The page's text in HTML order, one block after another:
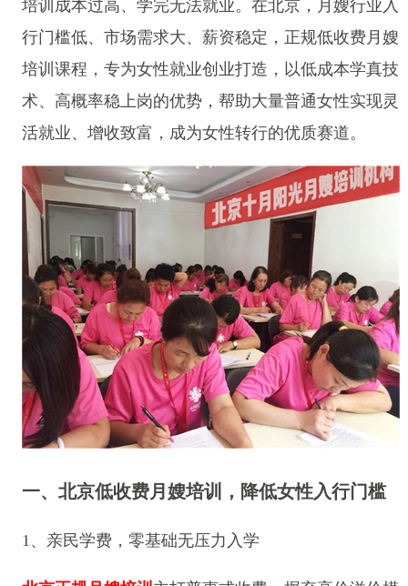
培训成本过高、学完无法就业。在北京，月嫂行业入
行门槛低、市场需求大、薪资稳定，正规低收费月嫂
培训课程，专为女性就业创业打造，以低成本学真技
术、高概率稳上岗的优势，帮助大量普通女性实现灵
活就业、增收致富，成为女性转行的优质赛道。
一、北京低收费月嫂培训，降低女性入行门槛
1、亲民学费，零基础无压力入学